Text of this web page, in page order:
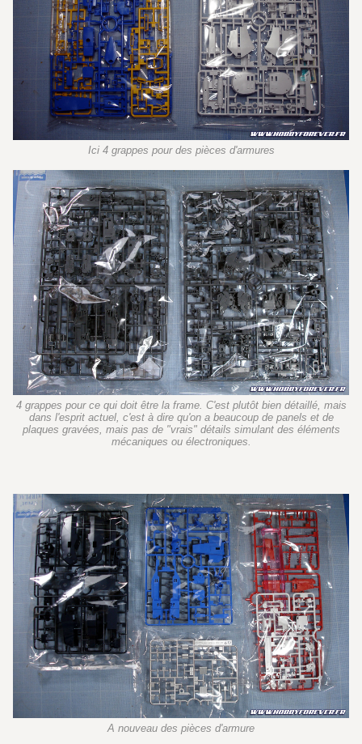
Ici 4 grappes pour des pièces d'armures
4 grappes pour ce qui doit être la frame. C'est plutôt bien détaillé, mais
dans l'esprit actuel, c'est à dire qu'on a beaucoup de panels et de
plaques gravées, mais pas de "vrais" détails simulant des éléments
mécaniques ou électroniques.
A nouveau des pièces d'armure